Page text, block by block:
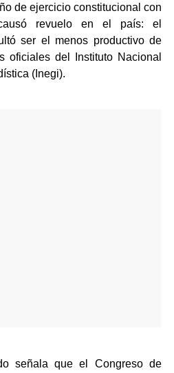
de ejercicio constitucional con
revuelo en el país: el
ser el menos productivo de
oficiales del Instituto Nacional
(Inegi).
señala que el Congreso de